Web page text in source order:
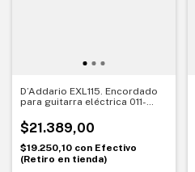
D’Addario EXL115. Encordado
para guitarra eléctrica 011-
$21.389,00
$19.250,10 con Efectivo
(Retiro en tienda)